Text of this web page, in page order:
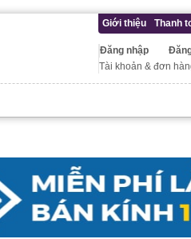
Giới thiệu Thanh
Đăng nhập
Tài khoản & đơn